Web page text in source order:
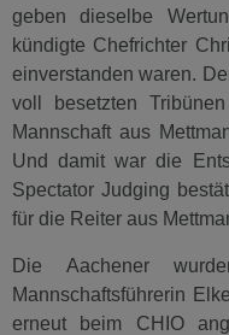
geben dieselbe
kündigte Chefrichter
einverstanden waren.
voll besetzten
Mannschaft aus
Und damit war die
Spectator Judging
für die Reiter aus
Die Aachener
Mannschaftsführerin
erneut beim CHIO